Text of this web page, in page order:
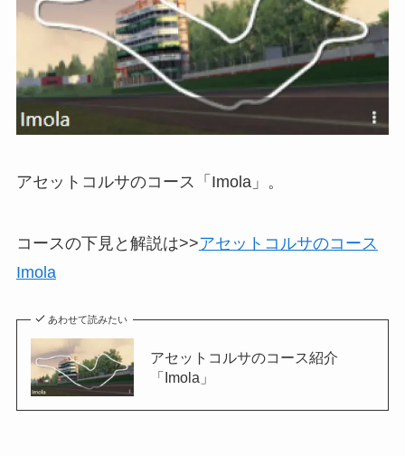
アセットコルサのコース「Imola」。
コースの下見と解説は>>アセットコルサのコース
Imola
あわせて読みたい
アセットコルサのコース紹介
「Imola」